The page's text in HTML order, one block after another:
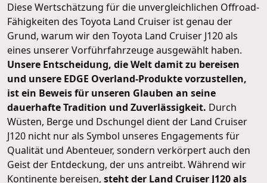
Diese Wertschätzung für die unvergleichlichen Offroad-
Fähigkeiten des Toyota Land Cruiser ist genau der
Grund, warum wir den Toyota Land Cruiser J120 als
eines unserer Vorführfahrzeuge ausgewählt haben.
Unsere Entscheidung, die Welt damit zu bereisen
und unsere EDGE Overland-Produkte vorzustellen,
ist ein Beweis für unseren Glauben an seine
dauerhafte Tradition und Zuverlässigkeit. Durch
Wüsten, Berge und Dschungel dient der Land Cruiser
J120 nicht nur als Symbol unseres Engagements für
Qualität und Abenteuer, sondern verkörpert auch den
Geist der Entdeckung, der uns antreibt. Während wir
Kontinente bereisen, steht der Land Cruiser J120 als